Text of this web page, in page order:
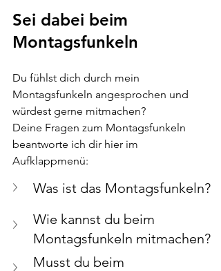
Sei dabei beim
Montagsfunkeln
Du fühlst dich durch mein
Montagsfunkeln angesprochen und
würdest gerne mitmachen?
Deine Fragen zum Montagsfunkeln
beantworte ich dir hier im
Aufklappmenü:
Was ist das Montagsfunkeln?
Wie kannst du beim
Montagsfunkeln mitmachen?
Musst du beim